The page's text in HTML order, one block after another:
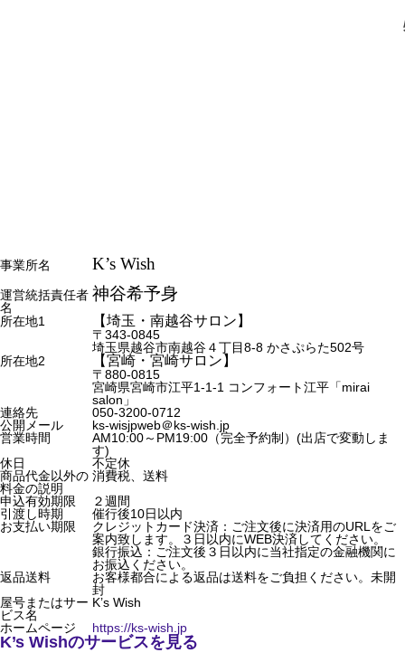
事業所名 K’s Wish
運営統括責任者
名
神谷希予身
所在地1 【埼玉・南越谷サロン】
〒343-0845
埼玉県越谷市南越谷４丁目8-8 かさぷらた502号
所在地2
【宮崎・宮崎サロン】
〒880-0815
宮崎県宮崎市江平1-1-1 コンフォート江平「mirai
salon」
連絡先
050-3200-0712
公開メール
ks-wisjpweb＠ks-wish.jp
営業時間
AM10:00～PM19:00（完全予約制）(出店で変動しま
す)
休日
不定休
商品代金以外の
料金の説明
消費税、送料
申込有効期限
２週間
引渡し時期
催行後10日以内
お支払い期限
クレジットカード決済：ご注文後に決済用のURLをご
案内致します。３日以内にWEB決済してください。
銀行振込：ご注文後３日以内に当社指定の金融機関に
お振込ください。
返品送料
お客様都合による返品は送料をご負担ください。未開
封
屋号またはサー
ビス名
K’s Wish
ホームページ
https://ks-wish.jp
K’s Wishのサービスを見る